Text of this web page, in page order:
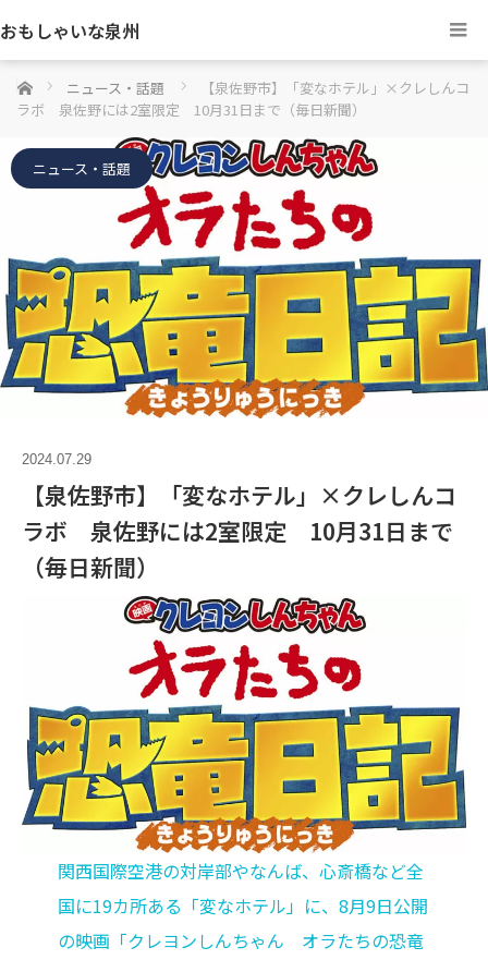
おもしゃいな泉州
ホーム ニュース・話題
【泉佐野市】「変なホテル」×クレしんコ
ラボ 泉佐野には2室限定 10月31日まで（毎日新聞）
ニュース・話題
2024.07.29
【泉佐野市】「変なホテル」×クレしんコ
ラボ 泉佐野には2室限定 10月31日まで
（毎日新聞）
関西国際空港の対岸部やなんば、心斎橋など全
国に19カ所ある「変なホテル」に、8月9日公開
の映画「クレヨンしんちゃん オラたちの恐竜